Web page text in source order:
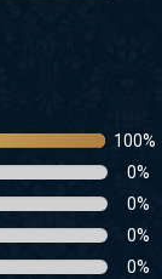
100%
0%
0%
0%
0%